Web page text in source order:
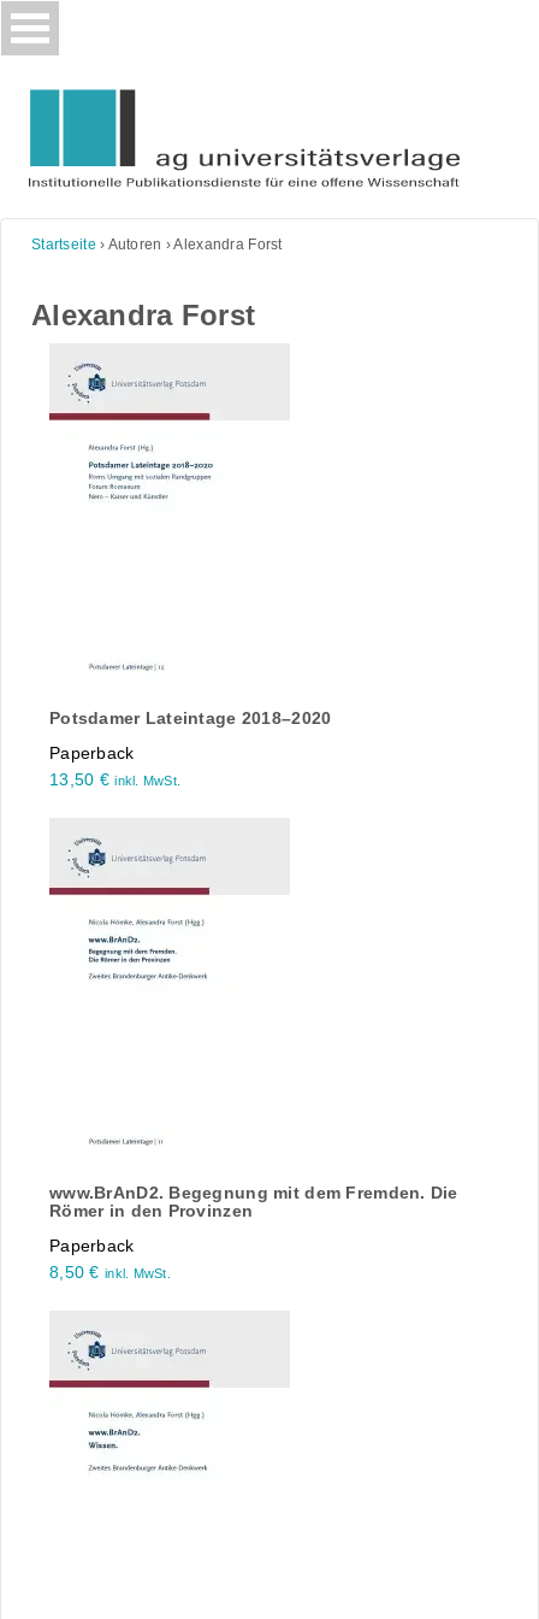
Skip
to
Startseite › Autoren ›Alexandra Forst
Alexandra Forst
Potsdamer Lateintage 2018–2020
Paperback
13,50 € inkl. MwSt.
www.BrAnD2. Begegnung mit dem Fremden. Die
Römer in den Provinzen
Paperback
8,50€ inkl. MwSt.